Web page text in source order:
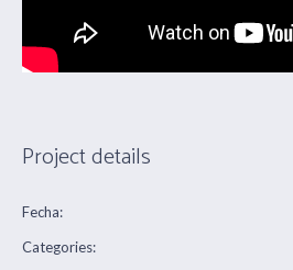
Project details
Fecha:
Categories: